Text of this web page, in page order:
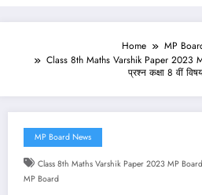
Home
MP
Class 8th Maths Varshik Paper 2023
प्रश्न कक्षा 8 वीं
MP Board News
Class 8th Maths Varshik Paper 2023 MP Board
MP Board